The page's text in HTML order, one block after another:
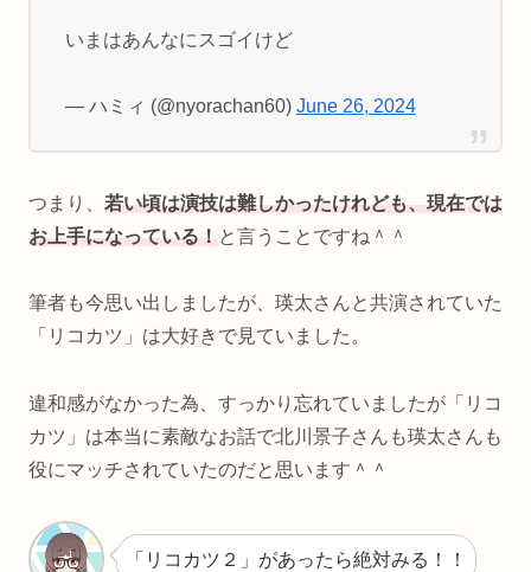
いまはあんなにスゴイけど
— ハミィ (@nyorachan60) June 26, 2024
つまり、 若い頃は演技は難しかったけれども、現在では
お上手になっている！と言うことですね＾＾
筆者も今思い出しましたが、瑛太さんと共演されていた
「リコカツ」は大好きで見ていました。
違和感がなかった為、すっかり忘れていましたが「リコ
カツ」は本当に素敵なお話で北川景子さんも瑛太さんも
役にマッチされていたのだと思います＾＾
「リコカツ２」があったら絶対みる！！